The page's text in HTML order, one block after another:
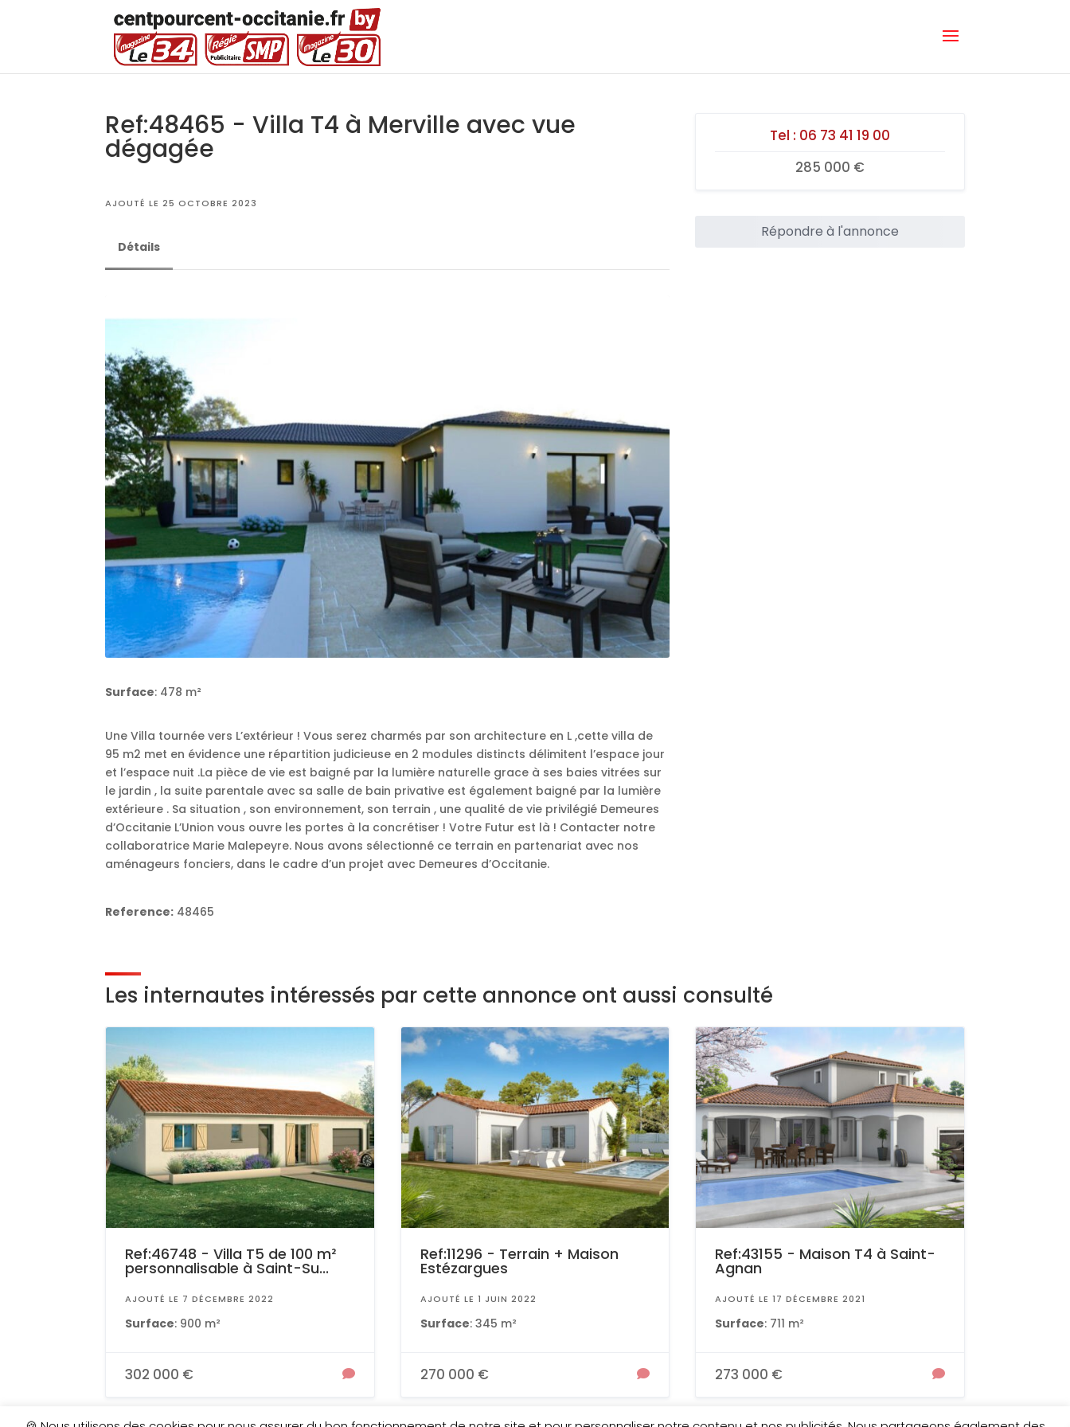
Ref:48465 - Villa T4 à Merville avec vue
dégagée
AJOUTÉ LE 25 OCTOBRE 2023
Détails
Surface: 478 m²
Une Villa tournée vers L’extérieur ! Vous serez charmés par son architecture en L ,cette villa de
95 m2 met en évidence une répartition judicieuse en 2 modules distincts délimitent l’espace jour
et l’espace nuit .La pièce de vie est baigné par la lumière naturelle grace à ses baies vitrées sur
le jardin , la suite parentale avec sa salle de bain privative est également baigné par la lumière
extérieure . Sa situation , son environnement, son terrain , une qualité de vie privilégié Demeures
d’Occitanie L’Union vous ouvre les portes à la concrétiser ! Votre Futur est là ! Contacter notre
collaboratrice Marie Malepeyre. Nous avons sélectionné ce terrain en partenariat avec nos
aménageurs fonciers, dans le cadre d’un projet avec Demeures d’Occitanie.
Reference: 48465
Tel : 06 73 41 19 00
285 000 €
Répondre à l'annonce
Les internautes intéressés par cette annonce ont aussi consulté
Ref:46748 - Villa T5 de 100 m²
personnalisable à Saint-Su...
AJOUTÉ LE 7 DÉCEMBRE 2022
Surface: 900 m²
302 000 €
Ref:11296 - Terrain + Maison
Estézargues
AJOUTÉ LE 1 JUIN 2022
Surface: 345 m²
270 000 €
Ref:43155 - Maison T4 à Saint-
Agnan
AJOUTÉ LE 17 DÉCEMBRE 2021
Surface: 711 m²
273 000 €